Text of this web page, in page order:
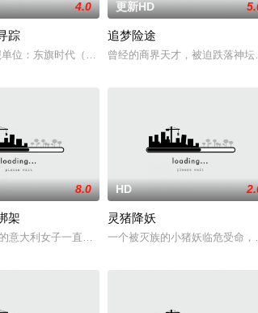
等原因已无恢复可能的四肢——的治疗方法，而一步
4.0
踪
位：东旗时代（北京）影视文化传媒有限公司
更新HD
追梦险途
曾经的商界天才，被迫跌落神
为核心主题，通过细腻的叙事展现陵水黎族织锦、疍
他们在一个夏天里相识并成为好朋友，两人收获了
8.0
架
意大利女子一直坚信自己是错误的版本，直到遇见一
HD
灵猪降妖
一个被灭族的小猪妖临危受命